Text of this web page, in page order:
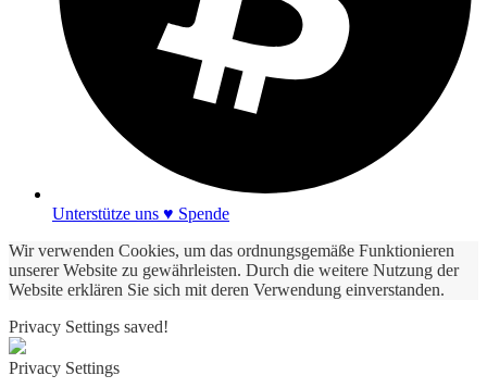
Unterstütze uns ♥ Spende
Wir verwenden Cookies, um das ordnungsgemäße Funktionieren
unserer Website zu gewährleisten. Durch die weitere Nutzung der
Website erklären Sie sich mit deren Verwendung einverstanden.
Privacy Settings saved!
Privacy Settings